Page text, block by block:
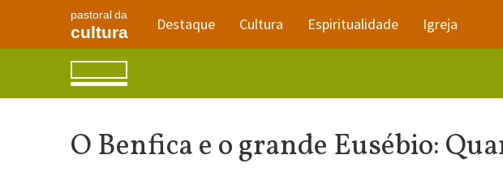
pastoral da
cultura Destaque Cultura Espiritualidade Igreja
O Benfica e o grande Eusébio: